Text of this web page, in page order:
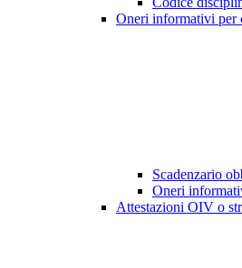
Oneri informativi per
Scadenzario
Oneri
Attestazioni OIV o